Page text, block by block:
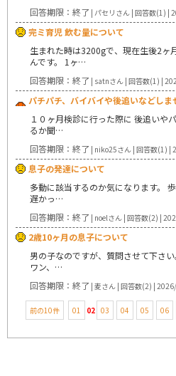
回答期限：終了 | パセリさん | 回答数(1) |
完ミ育児 飲む量について
生まれた時は3200gで、現在生後2ヶ
んです。 1ヶ…
回答期限：終了 | satnさん | 回答数(1) |
パチパチ、バイバイや後追いなどし
１０ヶ月検診に行った際に 後追いや
るか聞…
回答期限：終了 | niko25さん | 回答数(1) |
息子の発達について
多動に該当するのか気になります。
遅かっ…
回答期限：終了 | noelさん | 回答数(2) |
2歳10ヶ月の息子について
男の子なのですが、質問させて下さ
ワン、…
回答期限：終了 | 麦さん | 回答数(2) |
前の10件 01 02 03 04 05 06